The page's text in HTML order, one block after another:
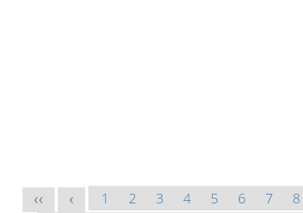
<< < 1 2 3 4 5 6 7 8